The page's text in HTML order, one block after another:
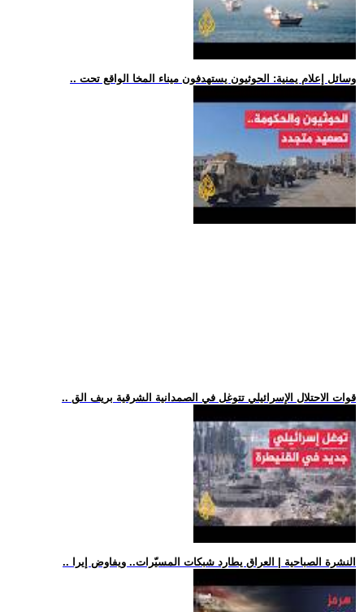
.. وسائل إعلام يمنية: الحوثيون يستهدفون ميناء المخا الواقع تحت
.. قوات الاحتلال الإسرائيلي تتوغل في الصمدانية الشرقية بريف الق
.. النشرة الصباحية | العراق يطارد شبكات المسيّرات.. ويفاوض إيرا